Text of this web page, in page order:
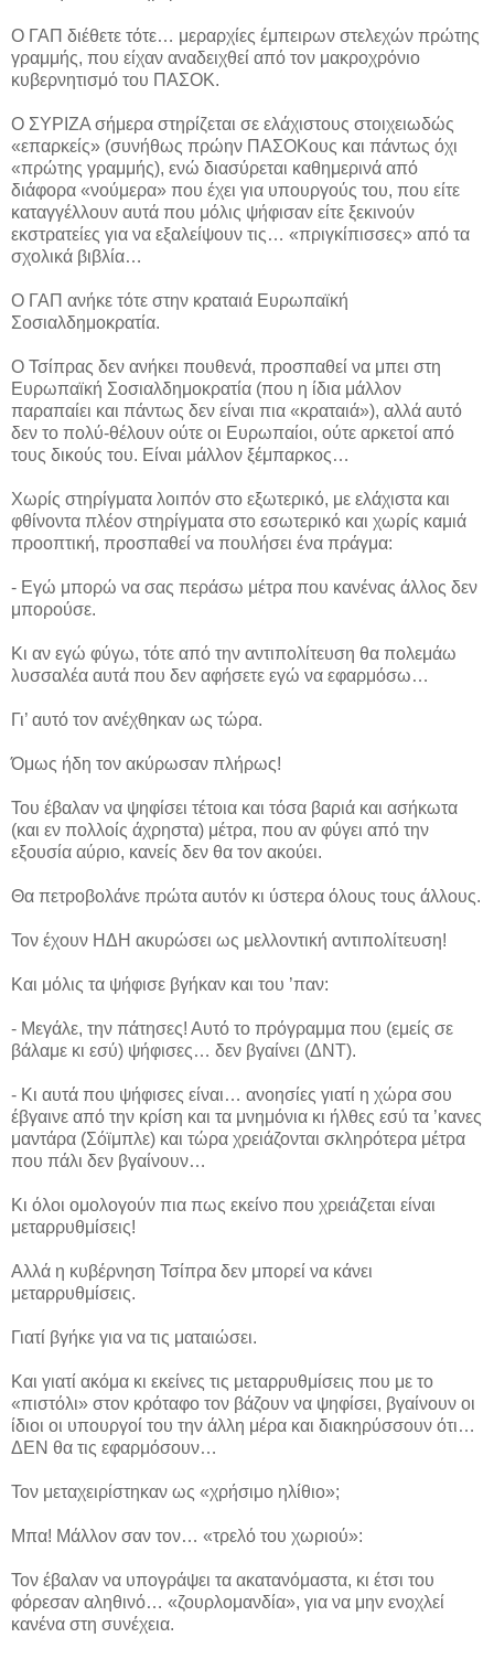
Ο ΓΑΠ διέθετε τότε… μεραρχίες έμπειρων στελεχών πρώτης
γραμμής, που είχαν αναδειχθεί από τον μακροχρόνιο
κυβερνητισμό του ΠΑΣΟΚ.
Ο ΣΥΡΙΖΑ σήμερα στηρίζεται σε ελάχιστους στοιχειωδώς
«επαρκείς» (συνήθως πρώην ΠΑΣΟΚους και πάντως όχι
«πρώτης γραμμής), ενώ διασύρεται καθημερινά από
διάφορα «νούμερα» που έχει για υπουργούς του, που είτε
καταγγέλλουν αυτά που μόλις ψήφισαν είτε ξεκινούν
εκστρατείες για να εξαλείψουν τις… «πριγκίπισσες» από τα
σχολικά βιβλία…
Ο ΓΑΠ ανήκε τότε στην κραταιά Ευρωπαϊκή
Σοσιαλδημοκρατία.
Ο Τσίπρας δεν ανήκει πουθενά, προσπαθεί να μπει στη
Ευρωπαϊκή Σοσιαλδημοκρατία (που η ίδια μάλλον
παραπαίει και πάντως δεν είναι πια «κραταιά»), αλλά αυτό
δεν το πολύ-θέλουν ούτε οι Ευρωπαίοι, ούτε αρκετοί από
τους δικούς του. Είναι μάλλον ξέμπαρκος…
Χωρίς στηρίγματα λοιπόν στο εξωτερικό, με ελάχιστα και
φθίνοντα πλέον στηρίγματα στο εσωτερικό και χωρίς καμιά
προοπτική, προσπαθεί να πουλήσει ένα πράγμα:
- Εγώ μπορώ να σας περάσω μέτρα που κανένας άλλος δεν
μπορούσε.
Κι αν εγώ φύγω, τότε από την αντιπολίτευση θα πολεμάω
λυσσαλέα αυτά που δεν αφήσετε εγώ να εφαρμόσω…
Γι’ αυτό τον ανέχθηκαν ως τώρα.
Όμως ήδη τον ακύρωσαν πλήρως!
Του έβαλαν να ψηφίσει τέτοια και τόσα βαριά και ασήκωτα
(και εν πολλοίς άχρηστα) μέτρα, που αν φύγει από την
εξουσία αύριο, κανείς δεν θα τον ακούει.
Θα πετροβολάνε πρώτα αυτόν κι ύστερα όλους τους άλλους.
Τον έχουν ΗΔΗ ακυρώσει ως μελλοντική αντιπολίτευση!
Και μόλις τα ψήφισε βγήκαν και του ’παν:
- Μεγάλε, την πάτησες! Αυτό το πρόγραμμα που (εμείς σε
βάλαμε κι εσύ) ψήφισες… δεν βγαίνει (ΔΝΤ).
- Κι αυτά που ψήφισες είναι… ανοησίες γιατί η χώρα σου
έβγαινε από την κρίση και τα μνημόνια κι ήλθες εσύ τα ’κανες
μαντάρα (Σόϊμπλε) και τώρα χρειάζονται σκληρότερα μέτρα
που πάλι δεν βγαίνουν…
Κι όλοι ομολογούν πια πως εκείνο που χρειάζεται είναι
μεταρρυθμίσεις!
Αλλά η κυβέρνηση Τσίπρα δεν μπορεί να κάνει
μεταρρυθμίσεις.
Γιατί βγήκε για να τις ματαιώσει.
Και γιατί ακόμα κι εκείνες τις μεταρρυθμίσεις που με το
«πιστόλι» στον κρόταφο τον βάζουν να ψηφίσει, βγαίνουν οι
ίδιοι οι υπουργοί του την άλλη μέρα και διακηρύσσουν ότι…
ΔΕΝ θα τις εφαρμόσουν…
Τον μεταχειρίστηκαν ως «χρήσιμο ηλίθιο»;
Μπα! Μάλλον σαν τον… «τρελό του χωριού»:
Τον έβαλαν να υπογράψει τα ακατανόμαστα, κι έτσι του
φόρεσαν αληθινό… «ζουρλομανδία», για να μην ενοχλεί
κανένα στη συνέχεια.